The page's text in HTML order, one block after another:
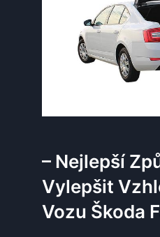
– Nejlepší
Vylepšit
Vozu Škoda